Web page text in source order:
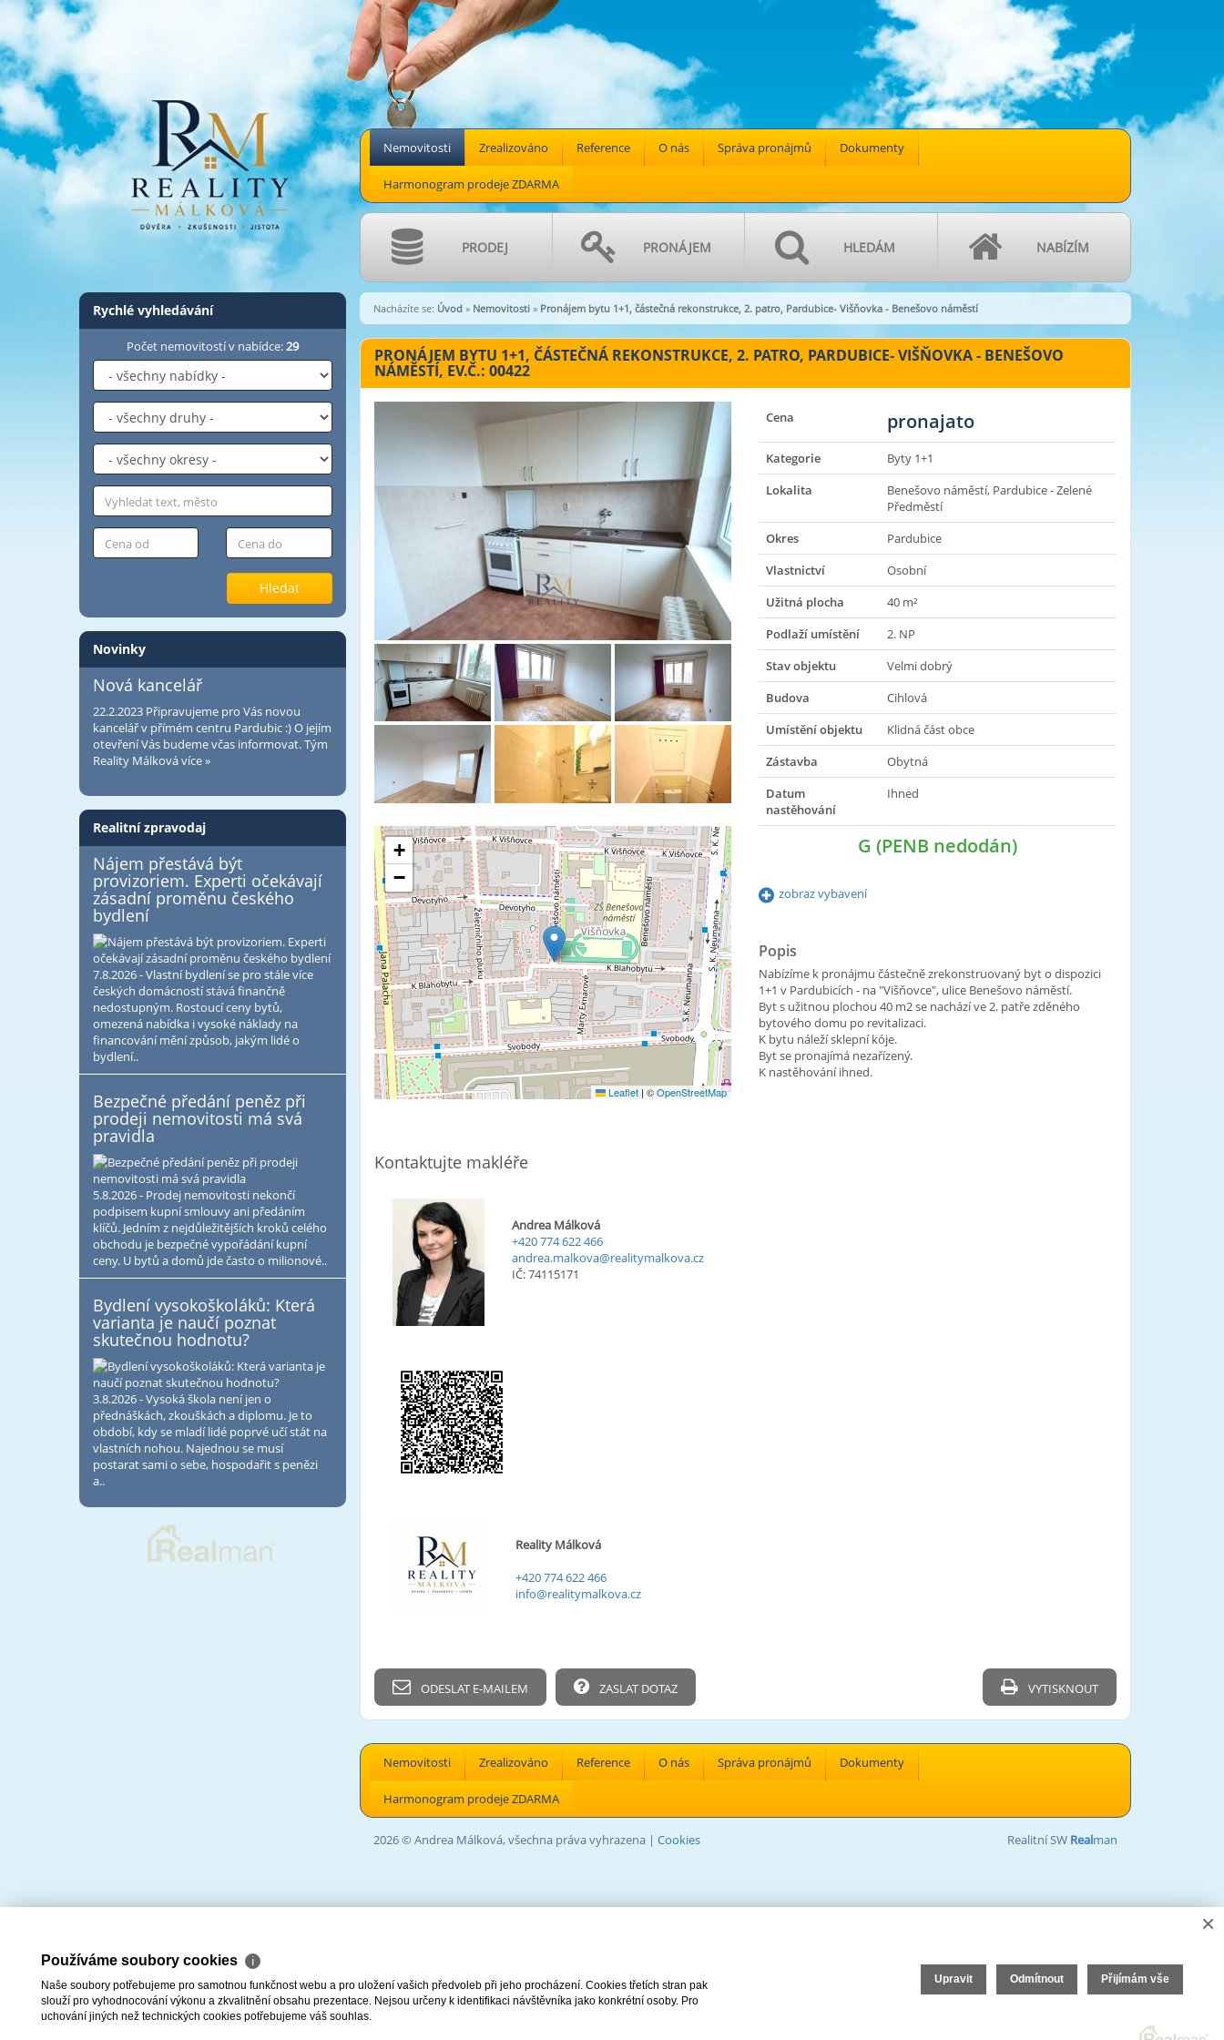
Nemovitosti Zrealizováno Reference O nás Správa pronájmů Dokumenty
Harmonogram prodeje ZDARMA
PRODEJ PRONÁJEM HLEDÁM NABÍZÍM
Rychlé vyhledávání
Počet nemovitostí v nabídce:29
Hledat
Novinky
Nová kancelář
22.2.2023 Připravujeme pro Vás novou
kancelář v přímém centru Pardubic :) O jejím
otevření Vás budeme včas informovat. Tým
Reality Málkovávíce »
Realitní zpravodaj
Nájem přestává být
provizoriem. Experti očekávají
zásadní proměnu českého
bydlení
7.8.2026 - Vlastní bydlení se pro stále více
českých domácností stává finančně
nedostupným. Rostoucí ceny bytů,
omezená nabídka i vysoké náklady na
financování mění způsob, jakým lidé o
bydlení..
Bezpečné předání peněz při
prodeji nemovitosti má svá
pravidla
5.8.2026 - Prodej nemovitosti nekončí
podpisem kupní smlouvy ani předáním
klíčů. Jedním z nejdůležitějších kroků celého
obchodu je bezpečné vypořádání kupní
ceny. U bytů a domů jde často o milionové..
Bydlení vysokoškoláků: Která
varianta je naučí poznat
skutečnou hodnotu?
3.8.2026 - Vysoká škola není jen o
přednáškách, zkouškách a diplomu. Je to
období, kdy se mladí lidé poprvé učí stát na
vlastních nohou. Najednou se musí
postarat sami o sebe, hospodařit s penězi
a..
Nacházíte se: Úvod » Nemovitosti » Pronájem bytu 1+1, částečná rekonstrukce, 2. patro, Pardubice- Višňovka - Benešovo náměstí
PRONÁJEM BYTU 1+1, ČÁSTEČNÁ REKONSTRUKCE, 2. PATRO, PARDUBICE- VIŠŇOVKA - BENEŠOVO
NÁMĚSTÍ, EV.Č.: 00422
+
−
Leaflet | ©OpenStreetMap
Kontaktujte makléře
Andrea Málková
+420 774 622 466
andrea.malkova@realitymalkova.cz
IČ: 74115171
Reality Málková
+420 774 622 466
info@realitymalkova.cz
Cena pronajato
Kategorie
Byty 1+1
Lokalita
Benešovo náměstí, Pardubice - Zelené
Předměstí
Okres
Pardubice
Vlastnictví
Osobní
Užitná plocha
40 m²
Podlaží umístění
2. NP
Stav objektu
Velmi dobrý
Budova
Cihlová
Umístění objektu
Klidná část obce
Zástavba
Obytná
Datum
nastěhování
Ihned
G (PENB nedodán)
zobraz vybavení
Popis
Nabízíme k pronájmu částečně zrekonstruovaný byt o dispozici
1+1 v Pardubicích - na "Višňovce", ulice Benešovo náměstí.
Byt s užitnou plochou 40 m2 se nachází ve 2. patře zděného
bytového domu po revitalizaci.
K bytu náleží sklepní kóje.
Byt se pronajímá nezařízený.
K nastěhování ihned.
ODESLAT E-MAILEM ZASLAT DOTAZ VYTISKNOUT
Nemovitosti Zrealizováno Reference O nás Správa pronájmů Dokumenty
Harmonogram prodeje ZDARMA
2026 © Andrea Málková, všechna práva vyhrazena | Cookies Realitní SW Realman
×
Používáme soubory cookies ℹ
Naše soubory potřebujeme pro samotnou funkčnost webu a pro uložení vašich předvoleb při jeho procházení. Cookies třetích stran pak
slouží pro vyhodnocování výkonu a zkvalitnění obsahu prezentace. Nejsou určeny k identifikaci návštěvníka jako konkrétní osoby. Pro
uchování jiných než technických cookies potřebujeme váš souhlas.
Upravit Odmítnout Přijímám vše